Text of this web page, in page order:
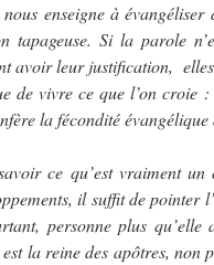
enseigne à
tapageuse. Si la parole
avoir leur justification,
de vivre ce que l’on croie :
la fécondité
ce qu’est vraiment
il suffit de pointer
personne plus qu’elle
la reine des apôtres, non